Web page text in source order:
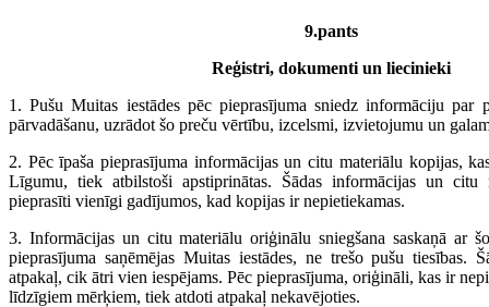
9.pants
Reģistri, dokumenti un liecinieki
1. Pušu Muitas iestādes pēc pieprasījuma sniedz informāciju par
pārvadāšanu, uzrādot šo preču vērtību, izcelsmi, izvietojumu un
2. Pēc īpaša pieprasījuma informācijas un citu materiālu kopijas,
Līgumu, tiek atbilstoši apstiprinātas. Šādas informācijas un
pieprasīti vienīgi gadījumos, kad kopijas ir nepietiekamas.
3. Informācijas un citu materiālu oriģinālu sniegšana saskaņā ar
pieprasījuma saņēmējas Muitas iestādes, ne trešo pušu tiesības.
atpakaļ, cik ātri vien iespējams. Pēc pieprasījuma, oriģināli, kas ir
līdzīgiem mērķiem, tiek atdoti atpakaļ nekavējoties.